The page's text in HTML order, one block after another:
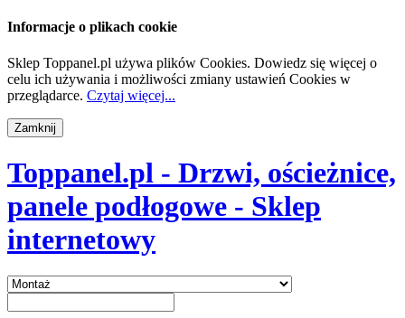
Informacje o plikach cookie
Sklep Toppanel.pl używa plików Cookies. Dowiedz się więcej o
celu ich używania i możliwości zmiany ustawień Cookies w
przeglądarce. Czytaj więcej...
Toppanel.pl - Drzwi, ościeżnice,
panele podłogowe - Sklep
internetowy